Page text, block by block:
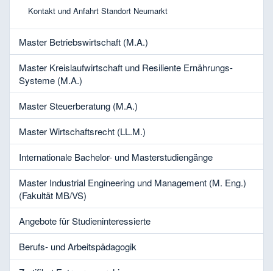
Kontakt und Anfahrt Standort Neumarkt
Master Betriebswirtschaft (M.A.)
Master Kreislaufwirtschaft und Resiliente Ernährungs-
Systeme (M.A.)
Master Steuerberatung (M.A.)
Master Wirtschaftsrecht (LL.M.)
Internationale Bachelor- und Masterstudiengänge
Master Industrial Engineering und Management (M. Eng.)
(Fakultät MB/VS)
Angebote für Studieninteressierte
Berufs- und Arbeitspädagogik